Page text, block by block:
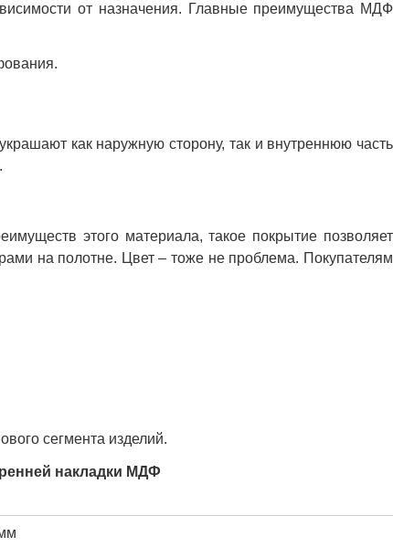
от назначения. Главные преимущества МДФ
как наружную сторону, так и внутреннюю часть
этого материала, такое покрытие позволяет
на полотне. Цвет – тоже не проблема. Покупателям
сегмента изделий.
накладки МДФ